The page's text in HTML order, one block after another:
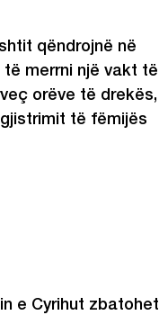
qëndrojnë në
merrni një vakt të
orëve të drekës,
të fëmijës
e Cyrihut zbatohet